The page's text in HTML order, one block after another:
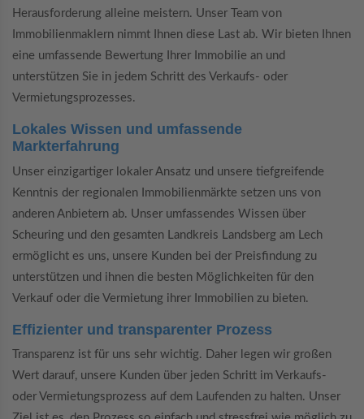
Herausforderung alleine meistern. Unser Team von
Immobilienmaklern nimmt Ihnen diese Last ab. Wir bieten Ihnen
eine umfassende Bewertung Ihrer Immobilie an und
unterstützen Sie in jedem Schritt des Verkaufs- oder
Vermietungsprozesses.
Lokales Wissen und umfassende
Markterfahrung
Unser einzigartiger lokaler Ansatz und unsere tiefgreifende
Kenntnis der regionalen Immobilienmärkte setzen uns von
anderen Anbietern ab. Unser umfassendes Wissen über
Scheuring und den gesamten Landkreis Landsberg am Lech
ermöglicht es uns, unsere Kunden bei der Preisfindung zu
unterstützen und ihnen die besten Möglichkeiten für den
Verkauf oder die Vermietung ihrer Immobilien zu bieten.
Effizienter und transparenter Prozess
Transparenz ist für uns sehr wichtig. Daher legen wir großen
Wert darauf, unsere Kunden über jeden Schritt im Verkaufs-
oder Vermietungsprozess auf dem Laufenden zu halten. Unser